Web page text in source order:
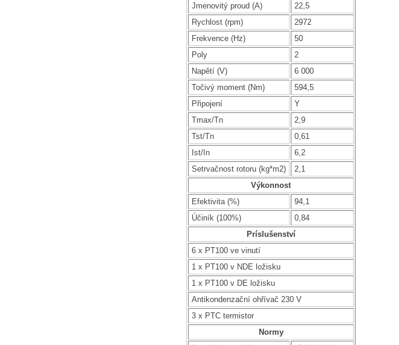
Jmenovitý proud (A)
22,5
Rychlost (rpm)
2972
Frekvence (Hz)
50
Poly
2
Napětí (V)
6 000
Točivý moment (Nm)
594,5
Připojení
Y
Tmax/Tn
2,9
Tst/Tn
0,61
Ist/In
6,2
Setrvačnost rotoru (kg*m2)
2,1
Výkonnost
Efektivita (%)
94,1
Účiník (100%)
0,84
Príslušenství
6 x PT100 ve vinutí
1 x PT100 v NDE ložisku
1 x PT100 v DE ložisku
Antikondenzační ohřívač 230 V
3 x PTC termistor
Normy